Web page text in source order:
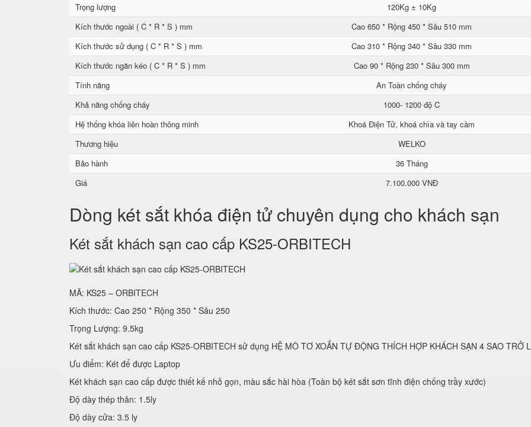
Trọng lượng
120Kg ± 10Kg
Kích thước ngoài ( C * R * S ) mm
Cao 650 * Rộng 450 * Sâu 510 mm
Kích thước sử dụng ( C * R * S ) mm
Cao 310 * Rộng 340 * Sâu 330 mm
Kích thước ngăn kéo ( C * R * S ) mm
Cao 90 * Rộng 230 * Sâu 300 mm
Tính năng
An Toàn chống cháy
Khả năng chống cháy
1000- 1200 độ C
Hệ thống khóa liên hoàn thông minh
Khoá Điện Tử, khoá chìa và tay cầm
Thương hiệu
WELKO
Bảo hành
36 Tháng
Giá
7.100.000 VNĐ
Dòng két sắt khóa điện tử chuyên dụng cho khách sạn
Két sắt khách sạn cao cấp KS25-ORBITECH
MÃ: KS25 – ORBITECH
Kích thước: Cao 250 * Rộng 350 * Sâu 250
Trọng Lượng: 9.5kg
Két sắt khách sạn cao cấp KS25-ORBITECH sử dụng HỆ MÔ TƠ XOẮN TỰ ĐỘNG THÍCH HỢP KHÁCH SẠN 4 SAO TRỞ
Ưu điểm: Két để được Laptop
Két khách sạn cao cấp được thiết kế nhỏ gọn, màu sắc hài hòa (Toàn bộ két sắt sơn tĩnh điện chống trầy xước)
Độ dày thép thân: 1.5ly
Độ dày cửa: 3.5 ly